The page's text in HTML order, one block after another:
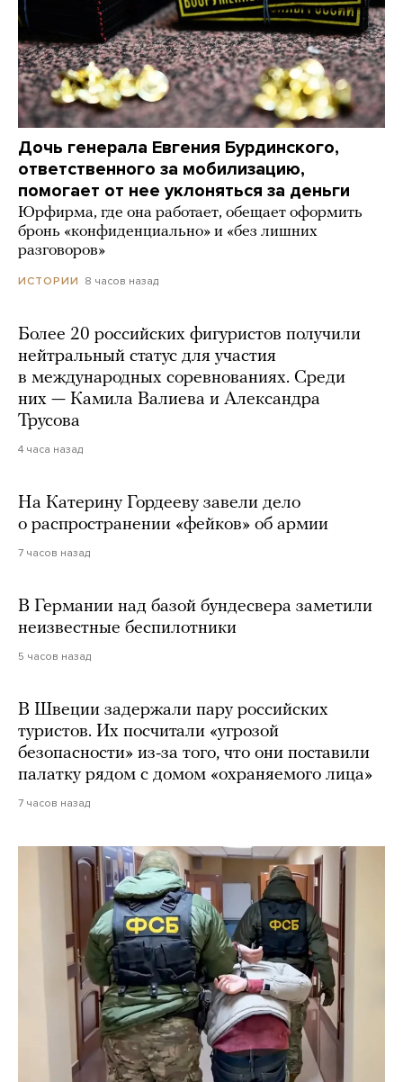
Дочь генерала Евгения Бурдинского,
ответственного за мобилизацию,
помогает от нее уклоняться за деньги
Юрфирма, где она работает, обещает оформить
бронь «конфиденциально» и «без лишних
разговоров»
ИСТОРИИ 8 часов назад
Более 20 российских фигуристов получили
нейтральный статус для участия
в международных соревнованиях. Среди
них — Камила Валиева и Александра
Трусова
4 часа назад
На Катерину Гордееву завели дело
о распространении «фейков» об армии
7 часов назад
В Германии над базой бундесвера заметили
неизвестные беспилотники
5 часов назад
В Швеции задержали пару российских
туристов. Их посчитали «угрозой
безопасности» из-за того, что они поставили
палатку рядом с домом «охраняемого лица»
7 часов назад